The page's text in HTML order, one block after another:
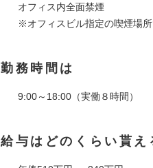
オフィス内全面禁煙
※オフィスビル指定の喫煙場
勤務時間は
9:00～18:00（実働８時間）
給与はどのくらい貰え